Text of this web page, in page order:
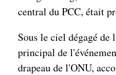
central du PCC, était
Sous le ciel dégagé
principal de
drapeau de l'ONU,